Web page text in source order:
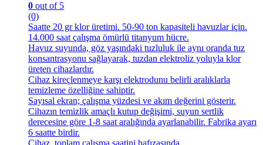
0 out of 5
(0)
Saatte 20 gr klor üretimi. 50-90 ton kapasiteli havuzlar için.
14.000 saat çalışma ömürlü titanyum hücre.
Havuz suyunda, göz yaşındaki tuzluluk ile aynı oranda tuz
konsantrasyonu sağlayarak, tuzdan elektroliz yoluyla klor
üreten cihazlardır.
Cihaz kireçlenmeye karşı elektrodunu belirli aralıklarla
temizleme özelliğine sahiptir.
Sayısal ekran; çalışma yüzdesi ve akım değerini gösterir.
Cihazın temizlik amaçlı kutup değişimi, suyun sertlik
derecesine göre 1-8 saat aralığında ayarlanabilir. Fabrika ayarı
6 saatte birdir.